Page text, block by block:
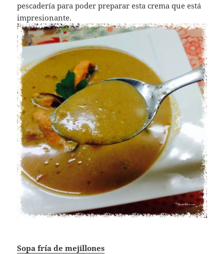
pescadería para poder preparar esta crema que está
impresionante.
Sopa fría de mejillones